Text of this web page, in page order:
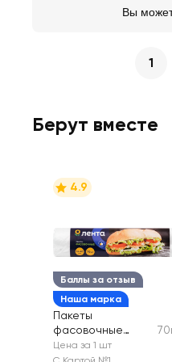
Вы
1
Берут вместе
Баллы за отзыв
Наша марка
4.9
Пакеты
фасовочные
ЛЕНТА 24х40см
Цена за 1 шт